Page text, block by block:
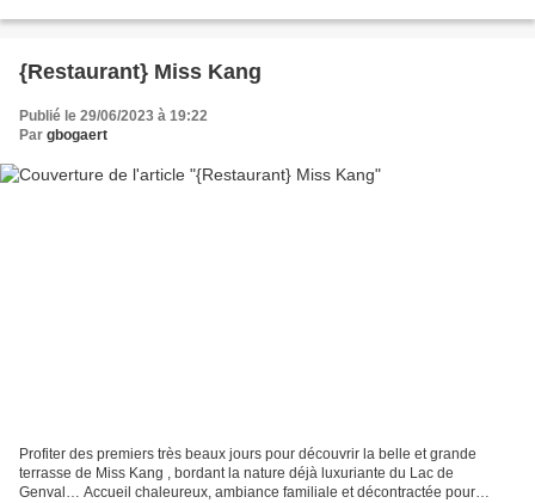
{Restaurant} Miss Kang
Publié le 29/06/2023 à 19:22
Par gbogaert
Profiter des premiers très beaux jours pour découvrir la belle et grande
terrasse de Miss Kang , bordant la nature déjà luxuriante du Lac de
Genval… Accueil chaleureux, ambiance familiale et décontractée pour